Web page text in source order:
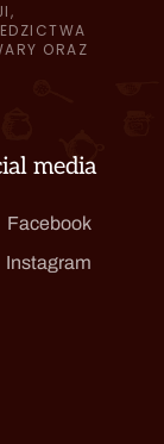
ORAZ
media
Facebook
Instagram